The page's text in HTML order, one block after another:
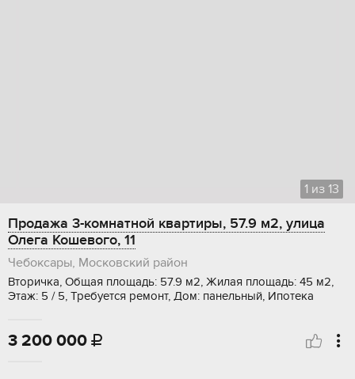
1 из 13
Продажа 3-комнатной квартиры, 57.9 м2, улица
Олега Кошевого, 11
Чебоксары, Московский район
Вторичка, Общая площадь: 57.9 м2, Жилая площадь: 45 м2,
Этаж: 5 / 5, Требуется ремонт, Дом: панельный, Ипотека
3 200 000 